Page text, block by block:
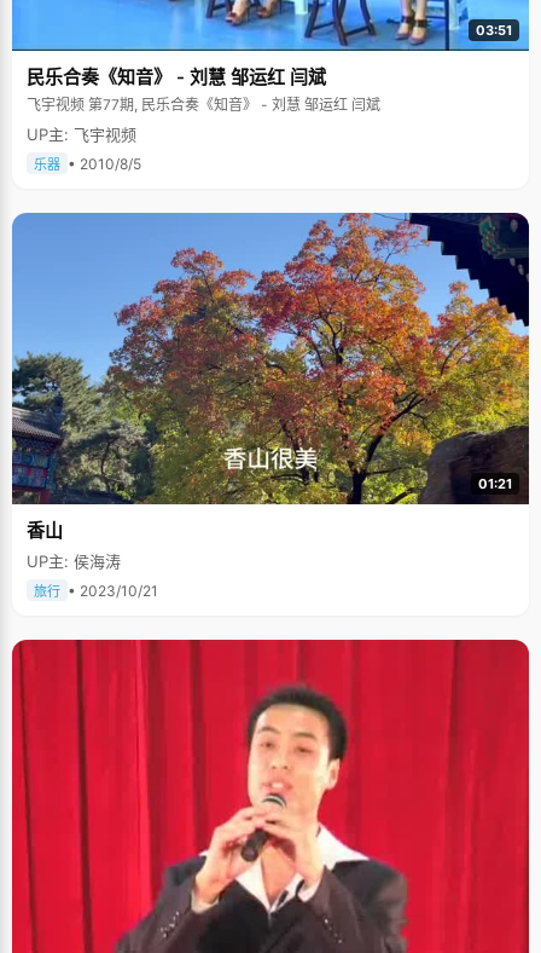
03:51
民乐合奏《知音》 - 刘慧 邹运红 闫斌
飞宇视频 第77期, 民乐合奏《知音》 - 刘慧 邹运红 闫斌
UP主: 飞宇视频
乐器 • 2010/8/5
01:21
香山
UP主: 侯海涛
旅行 • 2023/10/21